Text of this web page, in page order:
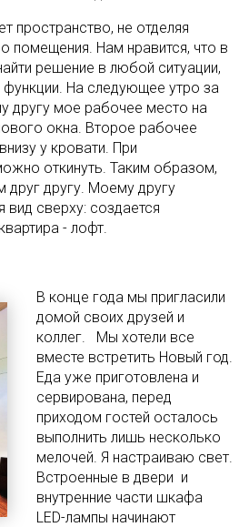
пространство, не отделяя
помещения. Нам нравится, что в
решение в любой ситуации,
функции. На следующее утро за
другу мое рабочее место на
окна. Второе рабочее
у кровати. При
откинуть. Таким образом,
другу. Моему другу
сверху: создается
- лофт.
В конце года мы пригласили
домой своих друзей и
коллег. Мы хотели все
вместе встретить Новый год.
Еда уже приготовлена и
сервирована, перед
приходом гостей осталось
выполнить лишь несколько
мелочей. Я настраиваю свет.
Встроенные в двери и
внутренние части шкафа
LED-лампы начинают